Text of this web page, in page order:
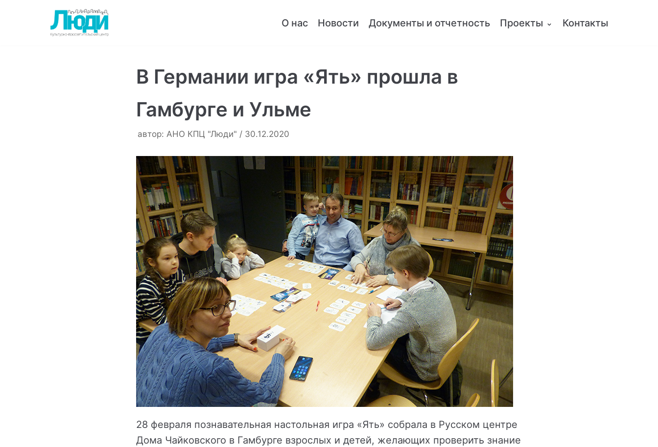
О нас Новости Документы и отчетность Проекты Контакты
В Германии игра «Ять» прошла в
Гамбурге и Ульме
автор: АНО КПЦ "Люди" 30.12.2020
28 февраля познавательная настольная игра «Ять» собрала в Русском центре
Дома Чайковского в Гамбурге взрослых и детей, желающих проверить знание